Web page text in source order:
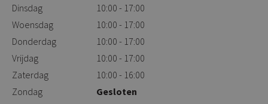
Dinsdag
10:00 - 17:00
Woensdag
10:00 - 17:00
Donderdag
10:00 - 17:00
Vrijdag
10:00 - 17:00
Zaterdag
10:00 - 16:00
Zondag
Gesloten